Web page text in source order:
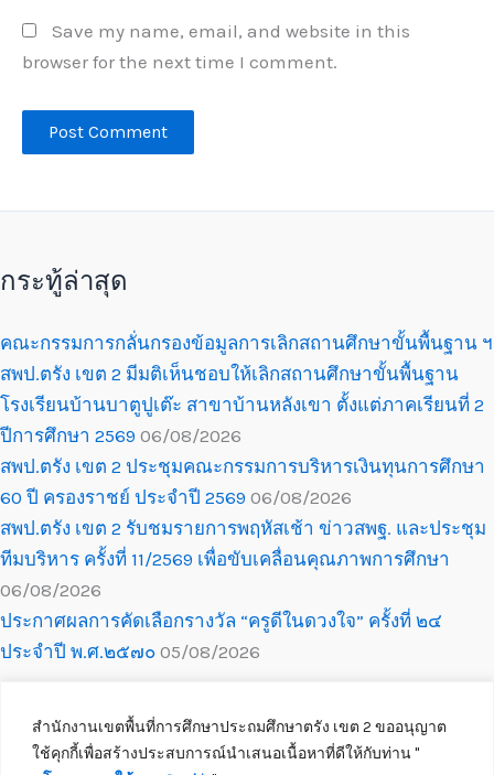
สำนักงานเขตพื้นที่การศึกษาประถมศึกษาตรัง เขต 2 ขออนุญาต
ใช้คุกกี้เพื่อสร้างประสบการณ์นำเสนอเนื้อหาที่ดีให้กับท่าน ''
Save my name, email, and website in this
browser for the next time I comment.
กระทู้ล่าสุด
คณะกรรมการกลั่นกรองข้อมูลการเลิกสถานศึกษาขั้นพื้นฐาน ฯ
สพป.ตรัง เขต 2 มีมติเห็นชอบให้เลิกสถานศึกษาขั้นพื้นฐาน
โรงเรียนบ้านบาตูปูเต๊ะ สาขาบ้านหลังเขา ตั้งแต่ภาคเรียนที่ 2
ปีการศึกษา 2569 06/08/2026
สพป.ตรัง เขต 2 ประชุมคณะกรรมการบริหารเงินทุนการศึกษา
60 ปี ครองราชย์ ประจำปี 2569 06/08/2026
สพป.ตรัง เขต 2 รับชมรายการพฤหัสเช้า ข่าวสพฐ. และประชุม
ทีมบริหาร ครั้งที่ 11/2569 เพื่อขับเคลื่อนคุณภาพการศึกษา
06/08/2026
ประกาศผลการคัดเลือกรางวัล “ครูดีในดวงใจ” ครั้งที่ ๒๔
ประจำปี พ.ศ.๒๕๗๐ 05/08/2026